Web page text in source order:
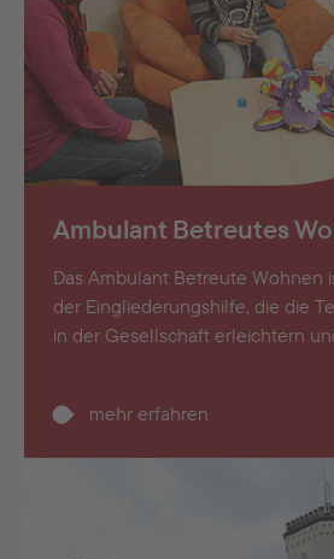
Ambulant Betreutes
Das Ambulant Betreute Wohnen
der Eingliederungshilfe, die die
in der Gesellschaft erleichtern
mehr erfahren